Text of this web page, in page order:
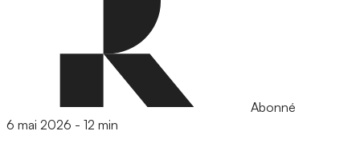
Abonné
6 mai 2026 - 12 min